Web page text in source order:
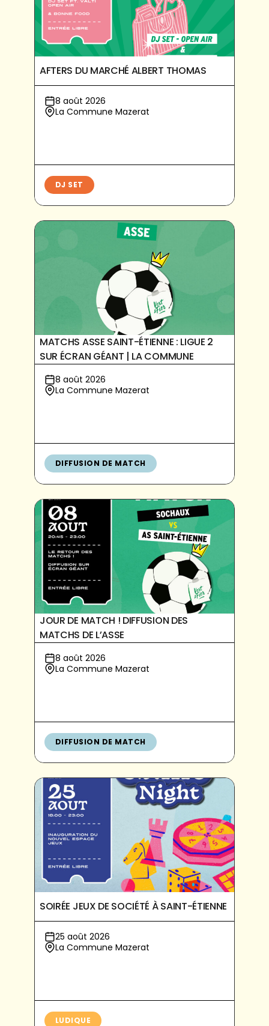
AFTERS DU MARCHÉ ALBERT THOMAS
8 août 2026
La Commune Mazerat
DJ SET
MATCHS ASSE SAINT-ÉTIENNE : LIGUE 2
SUR ÉCRAN GÉANT | LA COMMUNE
8 août 2026
La Commune Mazerat
DIFFUSION DE MATCH
JOUR DE MATCH ! DIFFUSION DES
MATCHS DE L’ASSE
8 août 2026
La Commune Mazerat
DIFFUSION DE MATCH
SOIRÉE JEUX DE SOCIÉTÉ À SAINT-ÉTIENNE
25 août 2026
La Commune Mazerat
LUDIQUE